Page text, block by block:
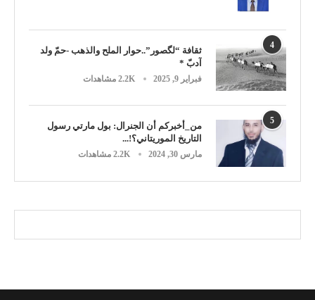
4
ثقافة “لگصور”..حوار الملح والذهب -حمّ ولد
آدبّ *
فبراير 9, 2025 2.2K مشاهدات
5
من_أخبركم أن الجنرال: بول مارتي رسول
التاريخ الموريتاني؟!...
مارس 30, 2024 2.2K مشاهدات